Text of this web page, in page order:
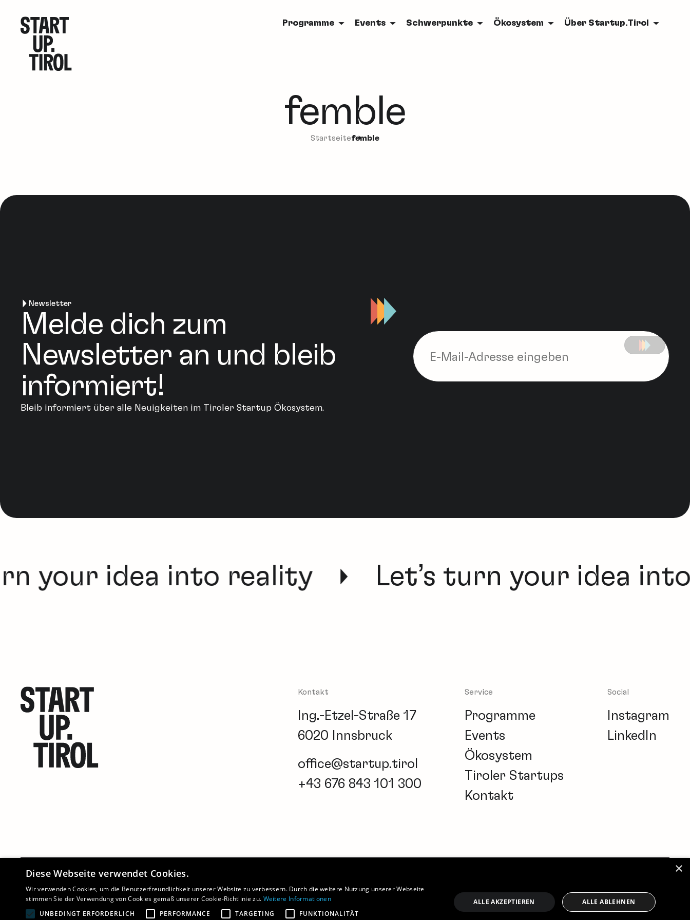
Programme Events Schwerpunkte Ökosystem Über Startup.Tirol
femble
Startseitefemble
Newsletter
Melde dich zum
Newsletter an und bleib
informiert!
Bleib informiert über alle Neuigkeiten im Tiroler Startup Ökosystem.
your idea into reality Let’s turn your idea
Kontakt
Ing.-Etzel-Straße 17
6020 Innsbruck
office@startup.tirol
+43 676 843 101 300
Service
Programme
Events
Ökosystem
Tiroler Startups
Kontakt
Social
Instagram
LinkedIn
×
Diese Webseite verwendet Cookies.
Wir verwenden Cookies, um die Benutzerfreundlichkeit unserer Website zu verbessern. Durch die weitere Nutzung unserer Webseite
stimmen Sie der Verwendung von Cookies gemäß unserer Cookie-Richtlinie zu. Weitere Informationen
UNBEDINGT ERFORDERLICH
PERFORMANCE TARGETING FUNKTIONALITÄT
ALLE AKZEPTIEREN ALLE ABLEHNEN